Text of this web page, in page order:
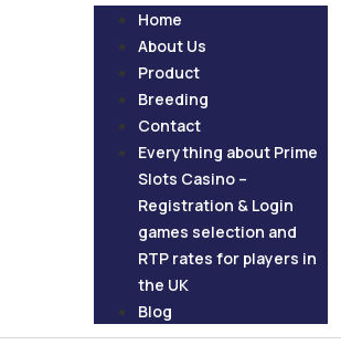
Home
About Us
Product
Breeding
Contact
Everything about Prime
Slots Casino –
Registration & Login
games selection and
RTP rates for players in
the UK
Blog